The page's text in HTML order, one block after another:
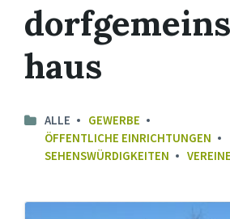
haus
ALLE
GEWERBE
ÖFFENTLICHE EINRICHTUNGEN
SEHENSWÜRDIGKEITEN
VEREINE